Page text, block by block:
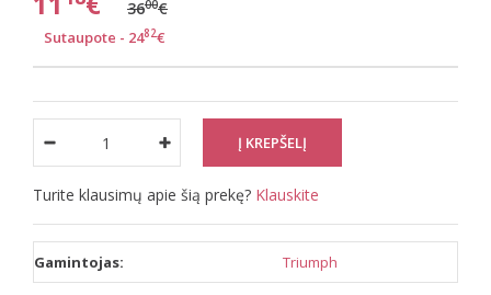
3600€
Sutaupote - 2482€
Turite klausimų apie šią prekę? Klauskite
Gamintojas: Triumph